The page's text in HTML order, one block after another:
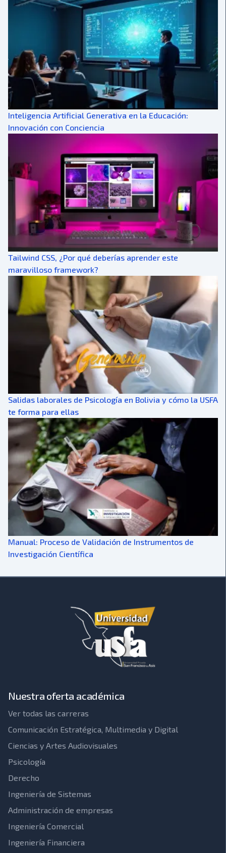
Inteligencia Artificial Generativa en la Educación:
Innovación con Conciencia
Tailwind CSS, ¿Por qué deberías aprender este
maravilloso framework?
Salidas laborales de Psicología en Bolivia y cómo la USFA
te forma para ellas
Manual: Proceso de Validación de Instrumentos de
Investigación Científica
Nuestra oferta académica
Ver todas las carreras
Comunicación Estratégica, Multimedia y Digital
Ciencias y Artes Audiovisuales
Psicología
Derecho
Ingeniería de Sistemas
Administración de empresas
Ingeniería Comercial
Ingeniería Financiera